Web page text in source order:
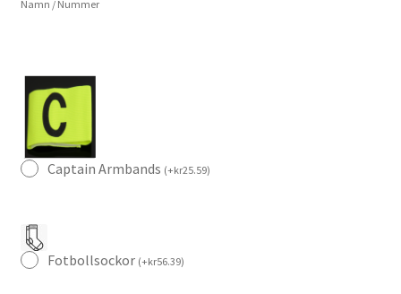
Kortärmad
Namn / Nummer
Captain Armbands (+kr25.59)
Fotbollsockor (+kr56.39)